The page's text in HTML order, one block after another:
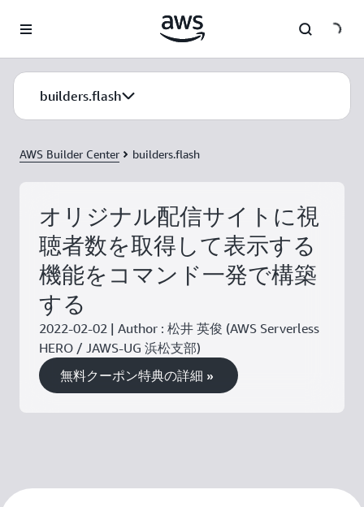
builders.flash
AWS Builder Center builders.flash
オリジナル配信サイトに視
聴者数を取得して表示する
機能をコマンド一発で構築
する
2022-02-02 | Author : 松井 英俊 (AWS Serverless
HERO / JAWS-UG 浜松支部)
無料クーポン特典の詳細 »